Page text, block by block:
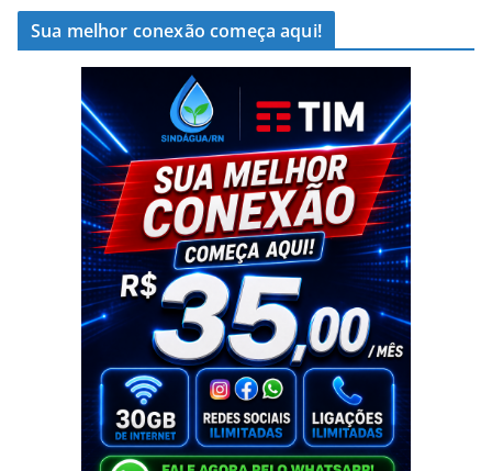
Sua melhor conexão começa aqui!